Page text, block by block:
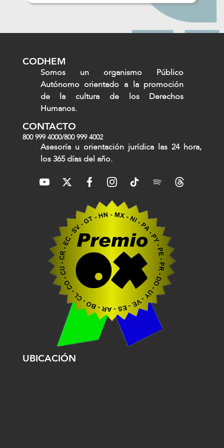
CODHEM
Somos un organismo Público
Autónomo orientado a la promoción
de la cultura de los Derechos
Humanos.
CONTACTO
800 999 4000/800 999 4002
Asesoría u orientación jurídica las 24 hora,
los 365 días del año.
UBICACIÓN